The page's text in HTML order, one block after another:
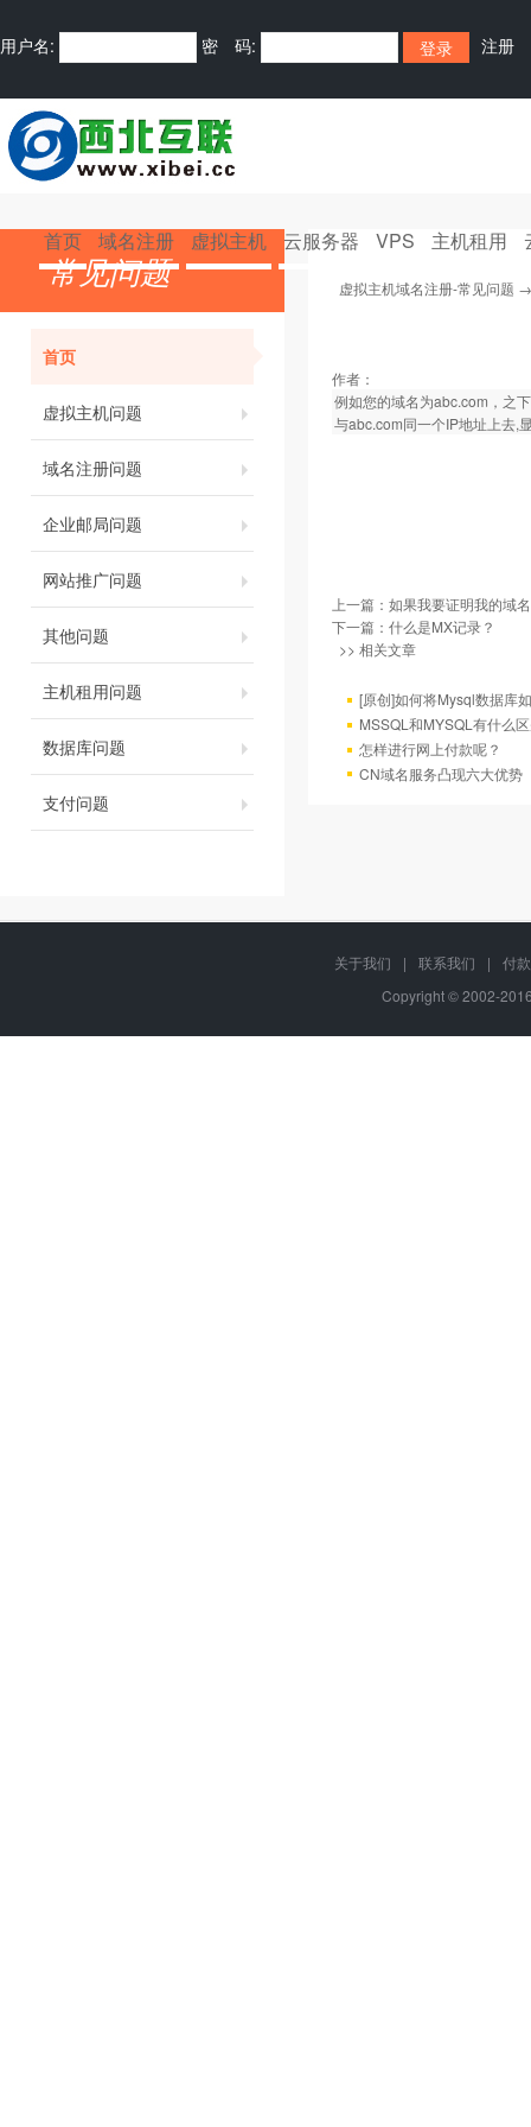
用户名: 密 码: 注册
首页 域名注册 虚拟主机 云服务器 VPS 主机租用
常见问题
首页
虚拟主机问题
域名注册问题
企业邮局问题
网站推广问题
其他问题
主机租用问题
数据库问题
支付问题
虚拟主机域名注册-常见问题
作者：
例如您的域名为abc.com，之
与abc.com同一个IP地址上去,
上一篇： 如果我要证明我的域
下一篇： 什么是MX记录？
>> 相关文章
[原创]如何将Mysql数据库
MSSQL和MYSQL有什么
怎样进行网上付款呢？
CN域名服务凸现六大优势
关于我们 | 联系我们 |
付
Copyright © 2002-